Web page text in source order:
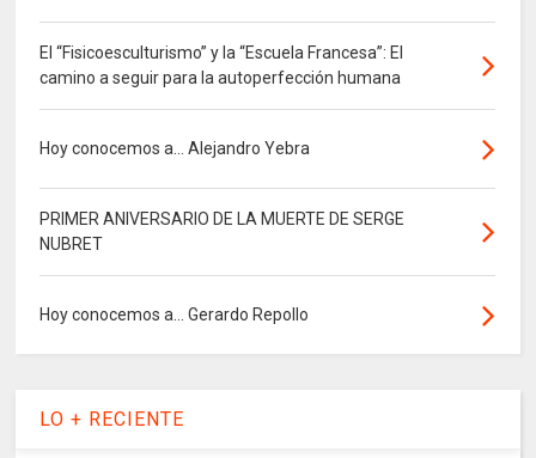
El “Fisicoesculturismo” y la “Escuela Francesa”: El
camino a seguir para la autoperfección humana
Hoy conocemos a... Alejandro Yebra
PRIMER ANIVERSARIO DE LA MUERTE DE SERGE
NUBRET
Hoy conocemos a... Gerardo Repollo
LO + RECIENTE